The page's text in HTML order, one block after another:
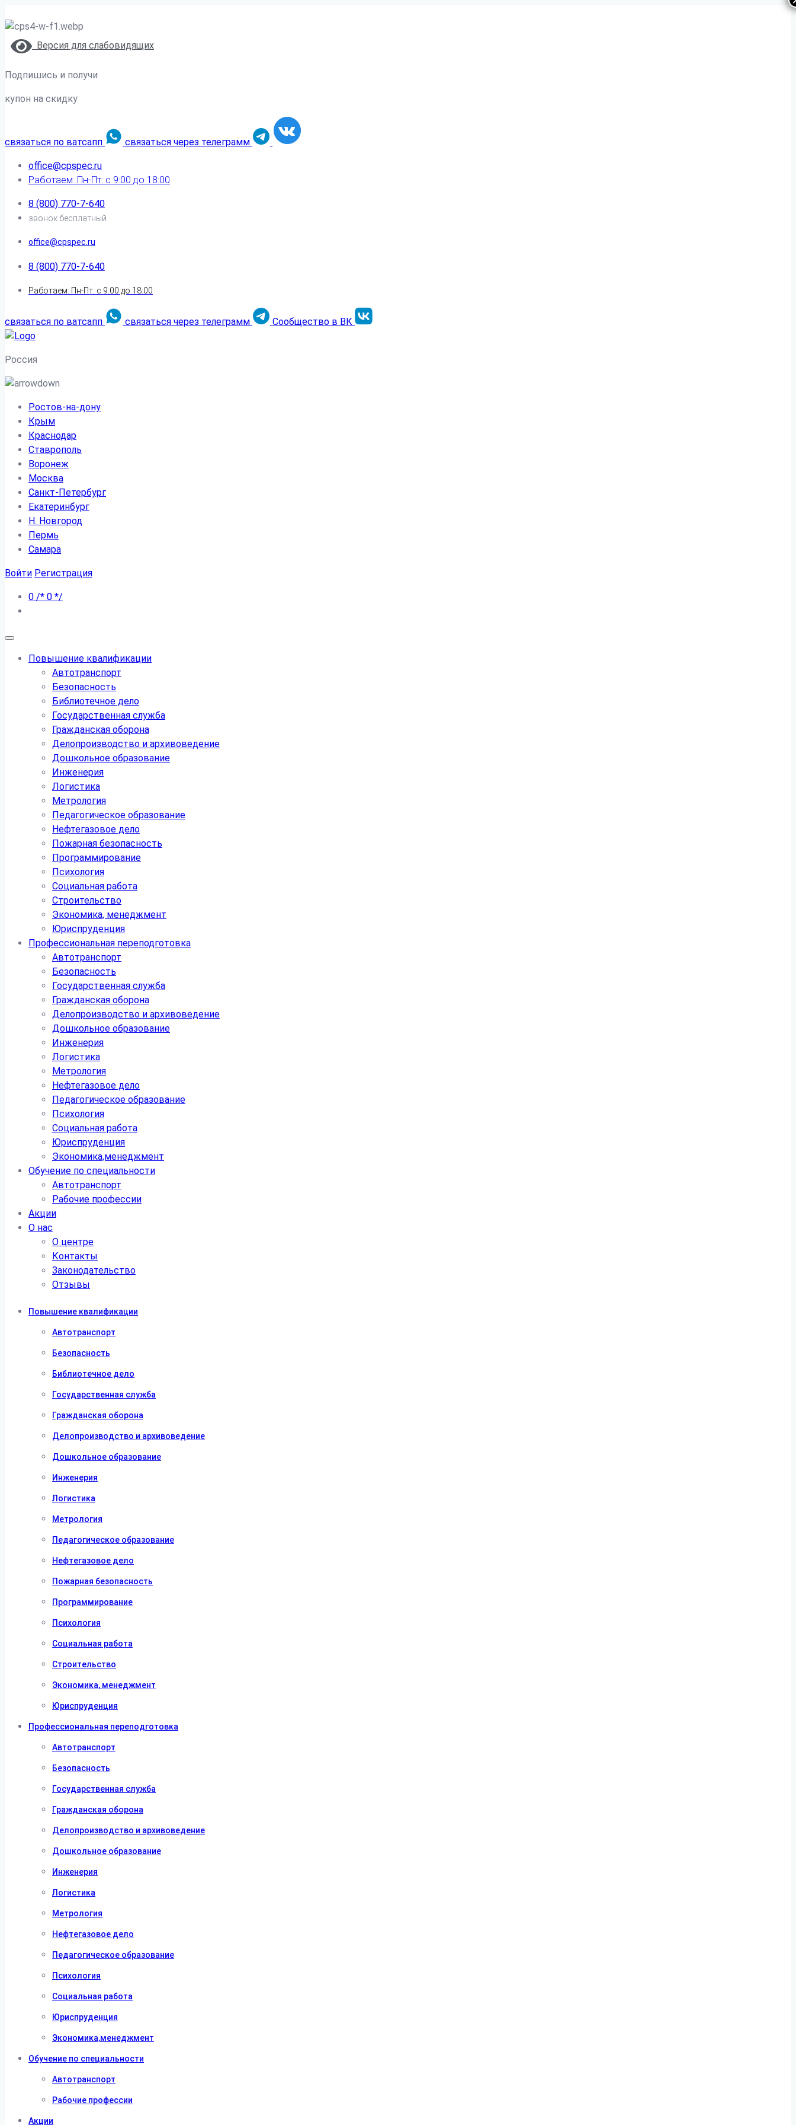
Версия для слабовидящих
Подпишись и получи
купон на скидку
связаться по ватсапп связаться через телеграмм
office@cpspec.ru
Работаем: Пн-Пт: с 9:00 до 18:00
8 (800) 770-7-640
звонок бесплатный
office@cpspec.ru
8 (800) 770-7-640
Работаем: Пн-Пт: с 9:00 до 18:00
связаться по ватсапп связаться через телеграмм Сообщество в ВК
Россия
Ростов-на-дону
Крым
Краснодар
Ставрополь
Воронеж
Москва
Санкт-Петербург
Екатеринбург
Н. Новгород
Пермь
Самара
Войти Регистрация
0 /* 0 */
Повышение квалификации
Автотранспорт
Безопасность
Библиотечное дело
Государственная служба
Гражданская оборона
Делопроизводство и архивоведение
Дошкольное образование
Инженерия
Логистика
Метрология
Педагогическое образование
Нефтегазовое дело
Пожарная безопасность
Программирование
Психология
Социальная работа
Строительство
Экономика, менеджмент
Юриспруденция
Профессиональная переподготовка
Автотранспорт
Безопасность
Государственная служба
Гражданская оборона
Делопроизводство и архивоведение
Дошкольное образование
Инженерия
Логистика
Метрология
Нефтегазовое дело
Педагогическое образование
Психология
Социальная работа
Юриспруденция
Экономика,менеджмент
Обучение по специальности
Автотранспорт
Рабочие профессии
Акции
О нас
О центре
Контакты
Законодательство
Отзывы
Повышение квалификации
Автотранспорт
Безопасность
Библиотечное дело
Государственная служба
Гражданская оборона
Делопроизводство и архивоведение
Дошкольное образование
Инженерия
Логистика
Метрология
Педагогическое образование
Нефтегазовое дело
Пожарная безопасность
Программирование
Психология
Социальная работа
Строительство
Экономика, менеджмент
Юриспруденция
Профессиональная переподготовка
Автотранспорт
Безопасность
Государственная служба
Гражданская оборона
Делопроизводство и архивоведение
Дошкольное образование
Инженерия
Логистика
Метрология
Нефтегазовое дело
Педагогическое образование
Психология
Социальная работа
Юриспруденция
Экономика,менеджмент
Обучение по специальности
Автотранспорт
Рабочие профессии
Акции